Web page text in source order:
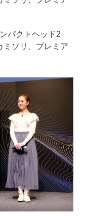
パクトヘッド2
ミソリ、プレミア